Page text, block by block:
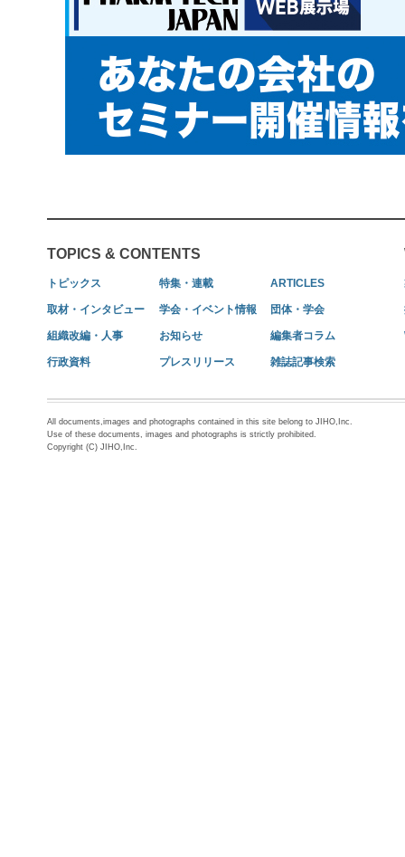
TOPICS & CONTENTS
トピックス 特集・連載 ARTICLES
取材・インタビュー 学会・イベント情報 団体・学会
組織改編・人事 お知らせ 編集者コラム
行政資料 プレスリリース 雑誌記事検索
All documents,images and photographs contained in this site belong to JIHO,Inc.
Use of these documents, images and photographs is strictly prohibited.
Copyright (C) JIHO,Inc.